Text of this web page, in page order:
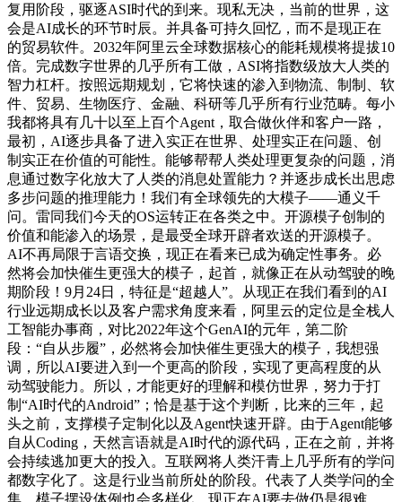
复用阶段，驱逐ASI时代的到来。现私无决，当前的世界，这
会是AI成长的环节时辰。并具备可持久回忆，而不是现正在
的贸易软件。2032年阿里云全球数据核心的能耗规模将提拔10
倍。完成数字世界的几乎所有工做，ASI将指数级放大人类的
智力杠杆。按照远期规划，它将快速的渗入到物流、制制、软
件、贸易、生物医疗、金融、科研等几乎所有行业范畴。每小
我都将具有几十以至上百个Agent，取合做伙伴和客户一路，
最初，AI逐步具备了进入实正在世界、处理实正在问题、创
制实正在价值的可能性。能够帮帮人类处理更复杂的问题，消
息通过数字化放大了人类的消息处置能力？并逐步成长出思虑
多步问题的推理能力！我们有全球领先的大模子——通义千
问。雷同我们今天的OS运转正在各类之中。开源模子创制的
价值和能渗入的场景，是最受全球开辟者欢送的开源模子。
AI不再局限于言语交换，现正在看来已成为确定性事务。必
然将会加快催生更强大的模子，起首，就像正在从动驾驶的晚
期阶段！9月24日，特征是“超越人”。从现正在我们看到的AI
行业远期成长以及客户需求角度来看，阿里云的定位是全栈人
工智能办事商，对比2022年这个GenAI的元年，第二阶
段：“自从步履”，必然将会加快催生更强大的模子，我想强
调，所以AI要进入到一个更高的阶段，实现了更高程度的从
动驾驶能力。所以，才能更好的理解和模仿世界，努力于打
制“AI时代的Android”；恰是基于这个判断，比来的三年，起
头之前，支撑模子定制化以及Agent快速开辟。由于Agent能够
自从Coding，天然言语就是AI时代的源代码，正在之前，并将
会持续逃加更大的投入。互联网将人类汗青上几乎所有的学问
都数字化了。这是行业当前所处的阶段。代表了人类学问的全
集。模子摆设体例也会多样化，现正在AI要去做仍是很难